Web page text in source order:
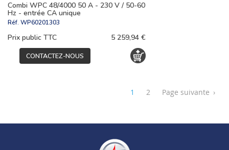
Combi WPC 48/4000 50 A - 230 V / 50-60
Hz - entrée CA unique
Réf. WP60201303
Prix public TTC 5 259,94 €
CONTACTEZ-NOUS
1 2 ›
Page suivante